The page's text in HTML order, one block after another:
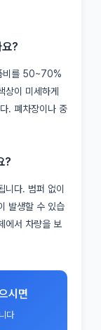
?
비를 50~70%
상이 미세하게
. 폐차장이나 중
?
니다. 범퍼 없이
발생할 수 있습
에서 차량을 보
시면
다